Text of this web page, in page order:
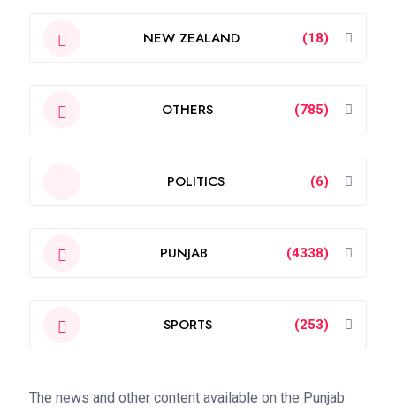
NEW ZEALAND (18)
OTHERS (785)
POLITICS (6)
PUNJAB (4338)
SPORTS (253)
The news and other content available on the Punjab